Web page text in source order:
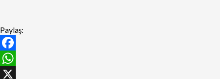
Paylaş:
Facebook
WhatsApp